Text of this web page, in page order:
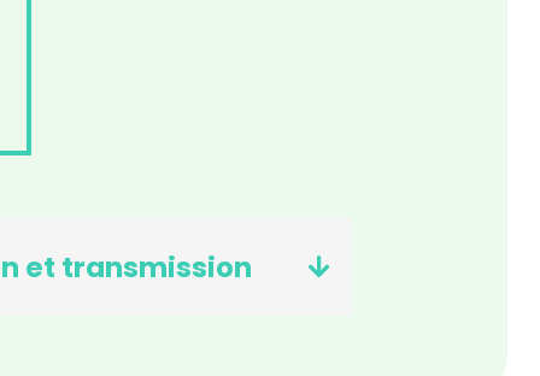
et transmission